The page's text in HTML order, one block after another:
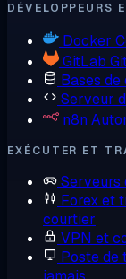
DÉVELOPPEURS
Docker
GitLab
Bases de
Serveur
n8n
EXÉCUTER ET
Serveurs
Forex et
courtier
VPN et
Poste de